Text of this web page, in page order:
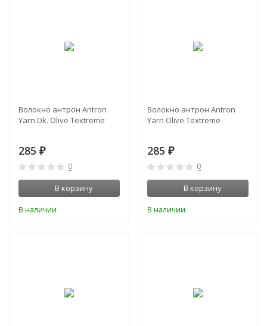
Волокно антрон Antron
Yarn Dk. Olive Textreme
285 ₽
0
В корзину
В наличии
Волокно антрон Antron
Yarn Olive Textreme
285 ₽
0
В корзину
В наличии